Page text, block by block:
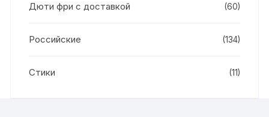
Дюти фри с доставкой (60)
Российские (134)
Стики (11)